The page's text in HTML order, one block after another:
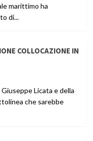
marittimo ha
di...
COLLOCAZIONE IN
Licata e della
che sarebbe